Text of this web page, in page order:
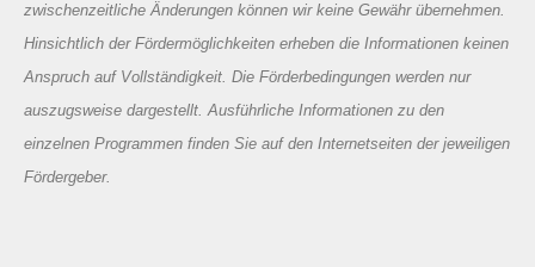
zwischenzeitliche Änderungen können wir keine Gewähr übernehmen.
Hinsichtlich der Fördermöglichkeiten erheben die Informationen keinen
Anspruch auf Vollständigkeit. Die Förderbedingungen werden nur
auszugsweise dargestellt. Ausführliche Informationen zu den
einzelnen Programmen finden Sie auf den Internetseiten der jeweiligen
Fördergeber.